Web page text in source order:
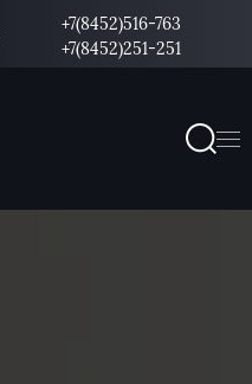
+7(8452)516-763
+7(8452)251-251